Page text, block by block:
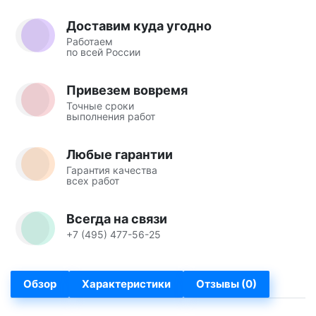
Доставим куда угодно
Работаем
по всей России
Привезем вовремя
Точные сроки
выполнения работ
Любые гарантии
Гарантия качества
всех работ
Всегда на связи
+7 (495) 477-56-25
Обзор Характеристики Отзывы (0)